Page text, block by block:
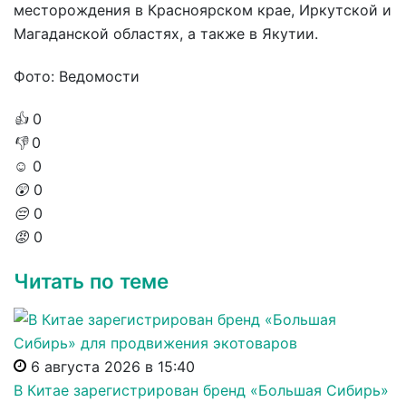
месторождения в Красноярском крае, Иркутской и
Магаданской областях, а также в Якутии.
Фото: Ведомости
👍 0
👎 0
☺️ 0
😲 0
😔 0
😡 0
Читать по теме
6 августа 2026 в 15:40
В Китае зарегистрирован бренд «Большая Сибирь»